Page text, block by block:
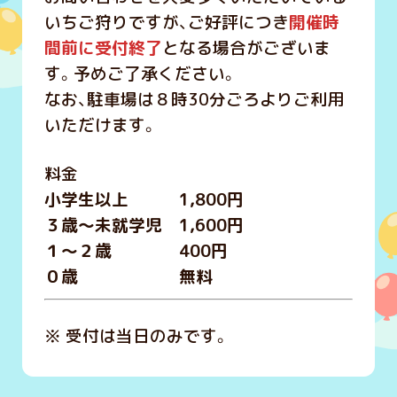
いちご狩りですが、ご好評につき開催時
間前に受付終了となる場合がございま
す。予めご了承ください。
なお、駐車場は８時30分ごろよりご利用
いただけます。
料金
小学生以上 1,800円
３歳～未就学児 1,600円
１～２歳 400円
０歳 無料
※ 受付は当日のみです。